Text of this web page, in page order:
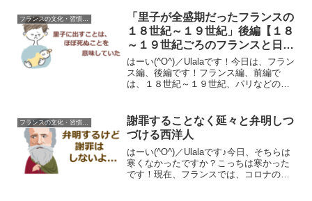
VERLANって、日本語で言えば倒語...
フランスの文化・習慣を知る
「里子が全盛期だったフランスの
１８世紀～１９世紀」後編【１８
～１９世紀ごろのフランスと日本
の子供の育て方の違い】
はーい(^O^)／Ulalaです！今日は、フラン
ス編、後編です！フランス編、前編で
は、１８世紀～１９世紀、パリなどの都
した。しかし、自宅に乳母が住み込み、
子供の面倒を見...
フランスの文化・習慣を知る
謝罪することなく延々と弁明しつ
づける西洋人
はーい(^O^)／Ulalaです♪今日、そちらは
寒くなかったですか？こっちは寒かった
です！現在、フランスでは、コロナの感